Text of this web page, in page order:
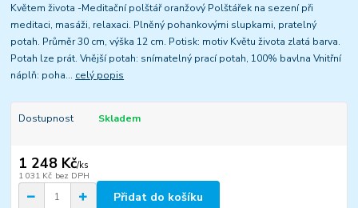
Květem života -Meditační polštář oranžový Polštářek na sezení při
meditaci, masáži, relaxaci. Plněný pohankovými slupkami, pratelný
potah. Průměr 30 cm, výška 12 cm. Potisk: motiv Květu života zlatá barva.
Potah lze prát. Vnější potah: snímatelný prací potah, 100% bavlna Vnitřní
náplň: poha... celý popis
Dostupnost Skladem
1 248 Kč/ks
1 031 Kč bez DPH
Přidat do košíku